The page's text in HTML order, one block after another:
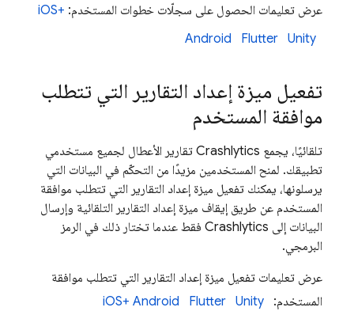
عرض تعليمات الحصول على سجلّات خطوات المستخدم: iOS+
Android
Flutter Unity
تفعيل ميزة إعداد التقارير التي تتطلب
موافقة المستخدم
تلقائيًا، يجمع Crashlytics تقارير الأعطال لجميع مستخدمي
تطبيقك. لمنح المستخدمين مزيدًا من التحكّم في البيانات التي
يرسلونها، يمكنك تفعيل ميزة إعداد التقارير التي تتطلب موافقة
المستخدم عن طريق إيقاف ميزة إعداد التقارير التلقائية وإرسال
البيانات إلى Crashlytics فقط عندما تختار ذلك في الرمز
البرمجي.
عرض تعليمات تفعيل ميزة إعداد التقارير التي تتطلب موافقة
المستخدم:
iOS+ Android Flutter Unity